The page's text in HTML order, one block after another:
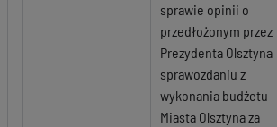
sprawie opinii o
przedłożonym przez
Prezydenta Olsztyna
sprawozdaniu z
wykonania budżetu
Miasta Olsztyna za